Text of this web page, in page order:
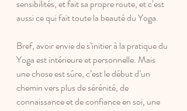
sensibilités, et fait sa propre route, et c’est
aussi ce qui fait toute la beauté du Yoga.
Bref, avoir envie de s’initier à la pratique du
Yoga est intérieure et personnelle. Mais
une chose est sûre, c’est le début d’un
chemin vers plus de sérénité, de
connaissance et de confiance en soi, une